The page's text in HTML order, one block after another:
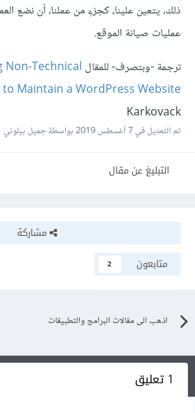
ذلك، يتعين علينا، كجزءٍ من عملنا، أن نضع
عمليات صيانة الموقع.
ترجمة -وبتصرف- للمقال Technical
to Maintain a WordPress Website
Karkovack
تم التعديل في7 أغسطس 2019 بواسطة جميل بيلوني
التبليغ عن مقال
مشاركة
متابعون
2
اذهب الى مقالات البرامج والتطبيقات
1 تعليق